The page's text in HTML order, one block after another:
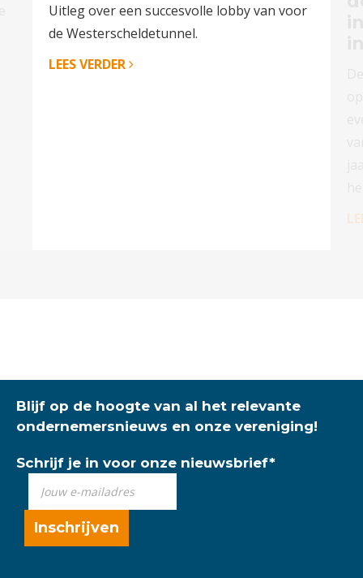
Uitleg over een succesvolle lobby van voor
de Westerscheldetunnel.
LEES VERDER
Blijf op de hoogte van al het relevante
ondernemersnieuws en onze vereniging!
Schrijf je in voor onze nieuwsbrief*